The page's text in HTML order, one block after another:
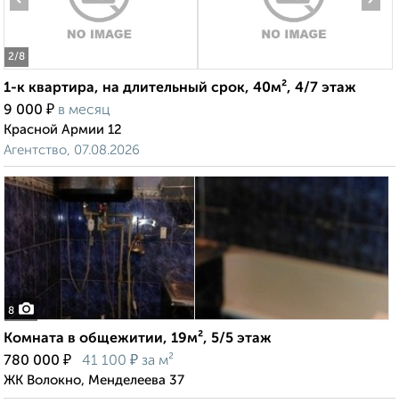
2/8
1-к квартира, на длительный срок, 40м², 4/7 этаж
9 000 ₽ в месяц
Красной Армии 12
Агентство, 07.08.2026
8
Комната в общежитии, 19м², 5/5 этаж
780 000 ₽ 41 100 ₽ за м²
ЖК Волокно, Менделеева 37